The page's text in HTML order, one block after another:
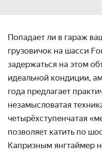
Попадает ли в гараж
грузовичок на шасси
задержаться на этом
идеальной кондиции,
года предлагает
незамысловатая
четырёхступенчатая
позволяет катить по
Капризным янгтаймер